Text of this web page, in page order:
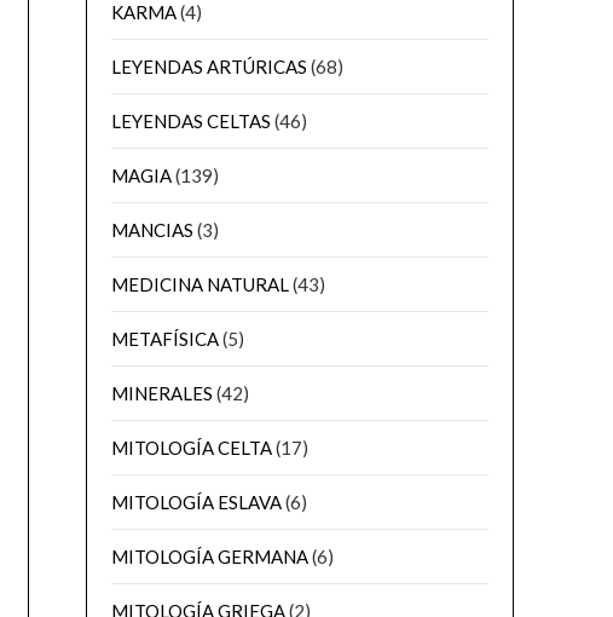
KARMA(4)
LEYENDAS ARTÚRICAS (68)
LEYENDAS CELTAS (46)
MAGIA(139)
MANCIAS (3)
MEDICINA NATURAL(43)
METAFÍSICA(5)
MINERALES (42)
MITOLOGÍA CELTA(17)
MITOLOGÍA ESLAVA(6)
MITOLOGÍA GERMANA(6)
MITOLOGÍA GRIEGA(2)